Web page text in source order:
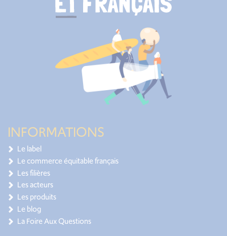
INFORMATIONS
Le label
Le commerce équitable français
Les filières
Les acteurs
Les produits
Le blog
La Foire Aux Questions